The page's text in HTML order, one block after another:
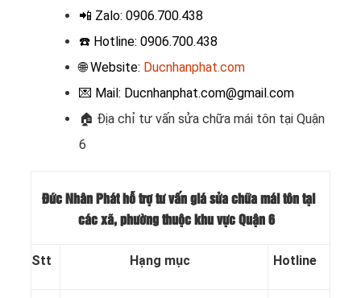
📲 Zalo: 0906.700.438
☎️ Hotline: 0906.700.438
🌐 Website: Ducnhanphat.com
💌 Mail: Ducnhanphat.com@gmail.com
🏠 Địa chỉ tư vấn sửa chữa mái tôn tại Quận
6
Đức Nhân Phát hỗ trợ tư vấn giá sửa chữa mái tôn tại
các xã, phường thuộc khu vực Quận 6
Stt Hạng mục Hotline